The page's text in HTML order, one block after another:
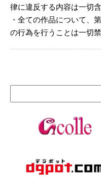
律に違反する内容は一切
・全ての作品について、
の行為を行うことは一切禁